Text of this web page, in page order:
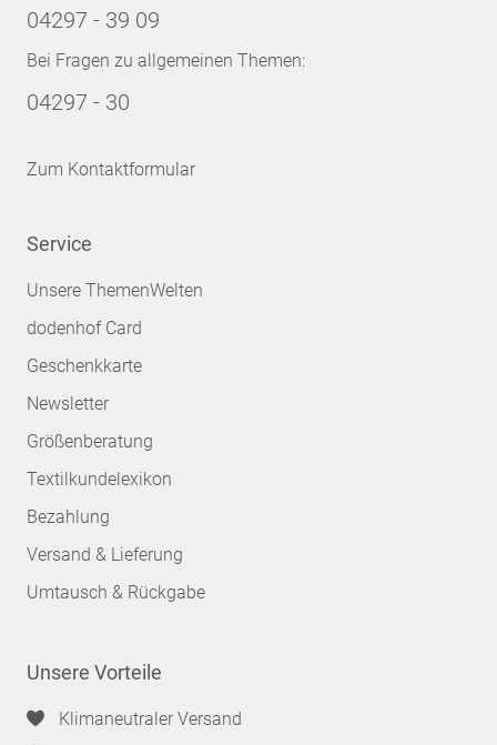
04297 - 39 09
Bei Fragen zu allgemeinen Themen:
04297 - 30
Zum Kontaktformular
Service
Unsere ThemenWelten
dodenhof Card
Geschenkkarte
Newsletter
Größenberatung
Textilkundelexikon
Bezahlung
Versand & Lieferung
Umtausch & Rückgabe
Unsere Vorteile
Klimaneutraler Versand